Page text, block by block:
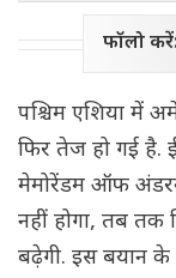
फॉलो करें:
पश्चिम एशिया में
फिर तेज हो गई है.
मेमोरेंडम ऑफ
नहीं होगा, तब
बढ़ेगी. इस बयान के